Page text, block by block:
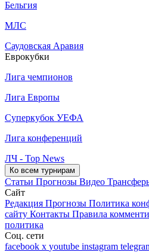
Бельгия
МЛС
Саудовская Аравия
Еврокубки
Лига чемпионов
Лига Европы
Суперкубок УЕФА
Лига конференций
ЛЧ - Top News
Ко всем турнирам
Статьи Прогнозы Видео
Сайт
Редакция Прогнозы Политика
сайту Контакты Правила
политика
Соц. сети
facebook x youtube instagram